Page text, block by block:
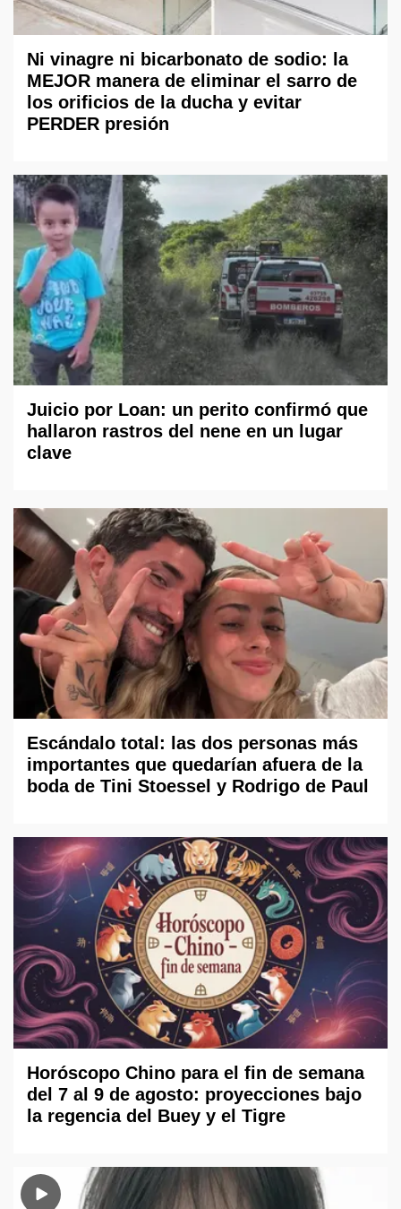
Ni vinagre ni bicarbonato de sodio: la
MEJOR manera de eliminar el sarro de
los orificios de la ducha y evitar
PERDER presión
Juicio por Loan: un perito confirmó que
hallaron rastros del nene en un lugar
clave
Escándalo total: las dos personas más
importantes que quedarían afuera de la
boda de Tini Stoessel y Rodrigo de Paul
Horóscopo Chino para el fin de semana
del 7 al 9 de agosto: proyecciones bajo
la regencia del Buey y el Tigre